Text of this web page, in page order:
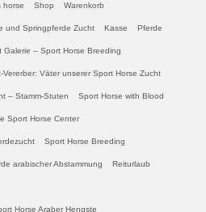
horse Shop Warenkorb
und Springpferde Zucht Kasse Pferde
Galerie – Sport Horse Breeding
Vererber: Väter unserer Sport Horse Zucht
– Stamm-Stuten Sport Horse with Blood
Sport Horse Center
Sport Horse Breeding
arabischer Abstammung Reiturlaub
Horse Araber Hengste